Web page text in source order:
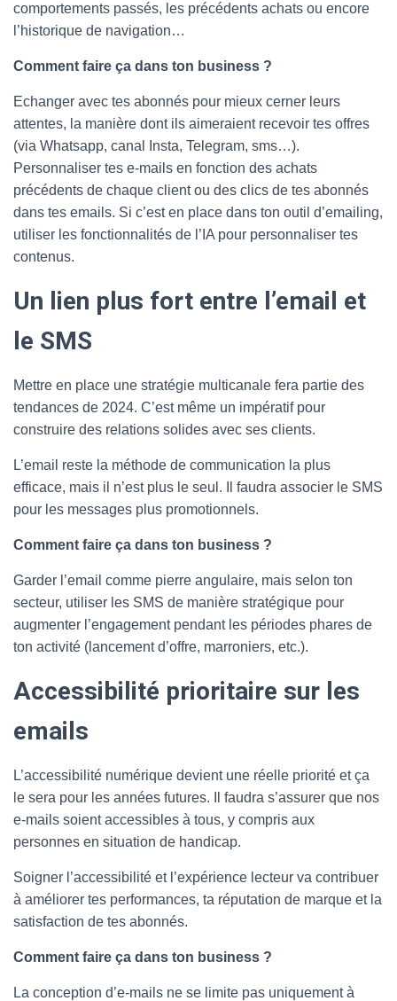
comportements passés, les précédents achats ou encore
l’historique de navigation…
Comment faire ça dans ton business ?
Echanger avec tes abonnés pour mieux cerner leurs
attentes, la manière dont ils aimeraient recevoir tes offres
(via Whatsapp, canal Insta, Telegram, sms…).
Personnaliser tes e-mails en fonction des achats
précédents de chaque client ou des clics de tes abonnés
dans tes emails. Si c’est en place dans ton outil d’emailing,
utiliser les fonctionnalités de l’IA pour personnaliser tes
contenus.
Un lien plus fort entre l’email et
le SMS
Mettre en place une stratégie multicanale fera partie des
tendances de 2024. C’est même un impératif pour
construire des relations solides avec ses clients.
L’email reste la méthode de communication la plus
efficace, mais il n’est plus le seul. Il faudra associer le SMS
pour les messages plus promotionnels.
Comment faire ça dans ton business ?
Garder l’email comme pierre angulaire, mais selon ton
secteur, utiliser les SMS de manière stratégique pour
augmenter l’engagement pendant les périodes phares de
ton activité (lancement d’offre, marroniers, etc.).
Accessibilité prioritaire sur les
emails
L’accessibilité numérique devient une réelle priorité et ça
le sera pour les années futures. Il faudra s’assurer que nos
e-mails soient accessibles à tous, y compris aux
personnes en situation de handicap.
Soigner l’accessibilité et l’expérience lecteur va contribuer
à améliorer tes performances, ta réputation de marque et la
satisfaction de tes abonnés.
Comment faire ça dans ton business ?
La conception d’e-mails ne se limite pas uniquement à